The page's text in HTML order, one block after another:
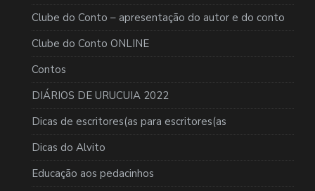
Clube do Conto – apresentação do autor e do conto
Clube do Conto ONLINE
Contos
DIÁRIOS DE URUCUIA 2022
Dicas de escritores(as para escritores(as
Dicas do Alvito
Educação aos pedacinhos